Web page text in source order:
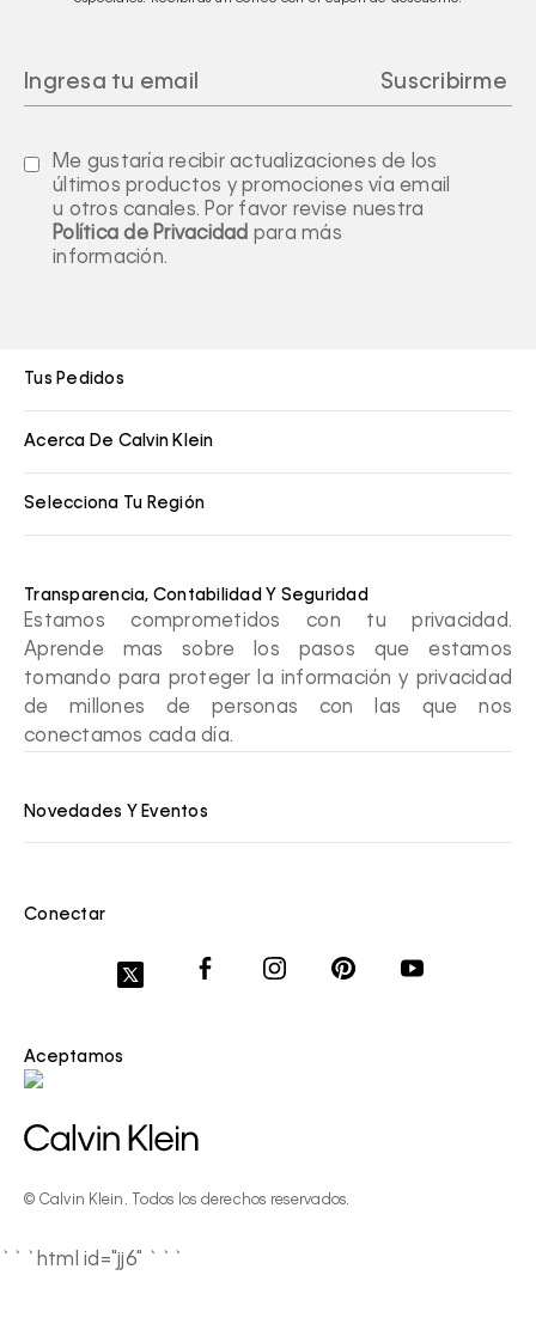
Me gustaría recibir actualizaciones de los
últimos productos y promociones vía email
u otros canales. Por favor revise nuestra
Política de Privacidad para más
información.
Tus Pedidos
Acerca De Calvin Klein
Selecciona Tu Región
Transparencia, Contabilidad Y Seguridad
Estamos comprometidos con tu privacidad.
Aprende mas sobre los pasos que estamos
tomando para proteger la información y privacidad
de millones de personas con las que nos
conectamos cada día.
Novedades Y Eventos
Conectar
Aceptamos
© Calvin Klein. Todos los derechos reservados.
```html id="jj6"